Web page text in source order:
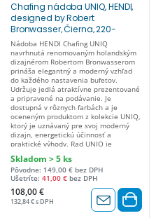
Chafing nádoba UNIQ, HENDI,
designed by Robert
Bronwasser, Čierna, 220-
240V/700W,
607x402x(H)245mm čierny,
GN1/1, Kód: 470411
Nádoba HENDI Chafing UNIQ
navrhnutá renomovaným holandským
dizajnérom Robertom Bronwasserom
prináša elegantný a moderný vzhľad
do každého nastavenia bufetov.
Udržuje jedlá atraktívne prezentované
a pripravené na podávanie. Je
dostupná v rôznych farbách a je
oceneným produktom z kolekcie UNIQ,
ktorý je uznávaný pre svoj moderný
dizajn, energetickú účinnosť a
praktické výhody. Rad UNIQ je
bufety, catering, reštaurácie a
hotelové odvetvia. Ocenená kolekcia
navrhnutá holandským dizajnérom
Robertom Bronwasserom. Spája
moderný dizajn s vysoko kvalitným
remeselným spracovaním. Nadčasová
Skladom > 5 ks
Pôvodne: 149,00 € bez DPH
Ušetríte: 41,00 € bez DPH
108,00 €
132,84 € s DPH